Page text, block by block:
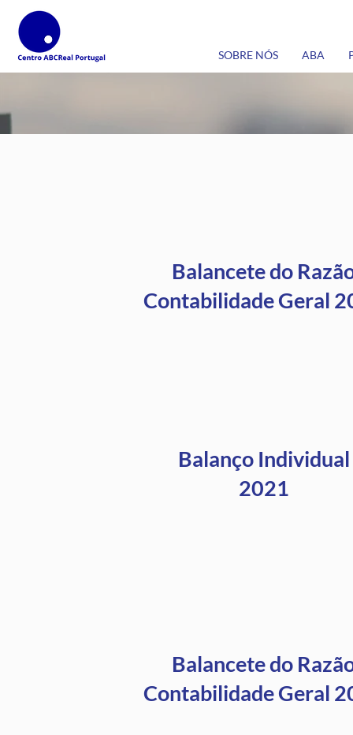
SOBRE NÓS ABA
Balancete do
Contabilidade Geral
Balanço Individual
2021
Balancete do
Contabilidade Geral